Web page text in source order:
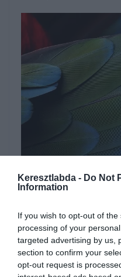
Keresztlabda - Do Not
Information
If you wish to opt-out of
processing of your
targeted advertising by us,
section to confirm your
opt-out request is